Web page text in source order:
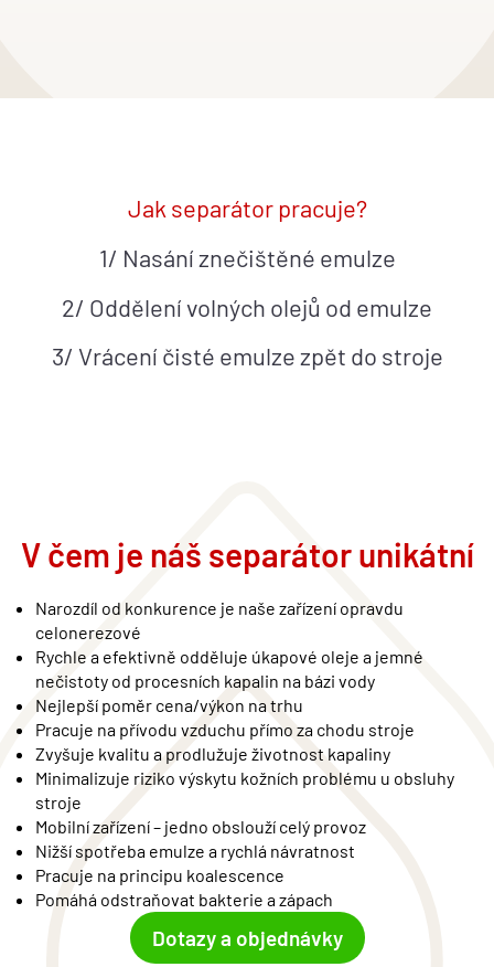
Jak separátor pracuje?
1/ Nasání znečištěné emulze
2/ Oddělení volných olejů od emulze
3/ Vrácení čisté emulze zpět do stroje
V čem je náš separátor unikátní
Narozdíl od konkurence je naše zařízení opravdu
celonerezové
Rychle a efektivně odděluje úkapové oleje a jemné
nečistoty od procesních kapalin na bázi vody
Nejlepší poměr cena/výkon na trhu
Pracuje na přívodu vzduchu přímo za chodu stroje
Zvyšuje kvalitu a prodlužuje životnost kapaliny
Minimalizuje riziko výskytu kožních problému u obsluhy
stroje
Mobilní zařízení – jedno obslouží celý provoz
Nižší spotřeba emulze a rychlá návratnost
Pracuje na principu koalescence
Pomáhá odstraňovat bakterie a zápach
Dotazy a objednávky